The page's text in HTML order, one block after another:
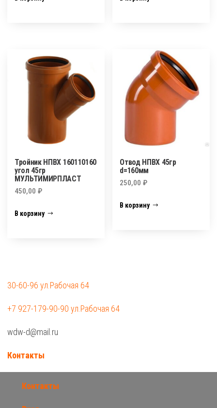
Тройник НПВХ 160110160
угол 45гр
МУЛЬТИМИРПЛАСТ
450,00 ₽
В корзину
Отвод НПВХ 45гр
d=160мм
250,00₽
В корзину
30-60-96 ул.Рабочая 64
+7 927-179-90-90 ул.Рабочая 64
wdw-d@mail.ru
Контакты
Контакты